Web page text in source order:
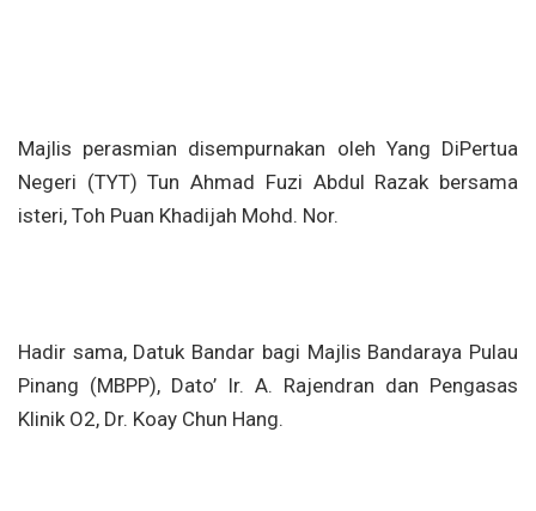
Majlis perasmian disempurnakan oleh Yang DiPertua
Negeri (TYT) Tun Ahmad Fuzi Abdul Razak bersama
isteri, Toh Puan Khadijah Mohd. Nor.
Hadir sama, Datuk Bandar bagi Majlis Bandaraya Pulau
Pinang (MBPP), Dato’ Ir. A. Rajendran dan Pengasas
Klinik O2, Dr. Koay Chun Hang.